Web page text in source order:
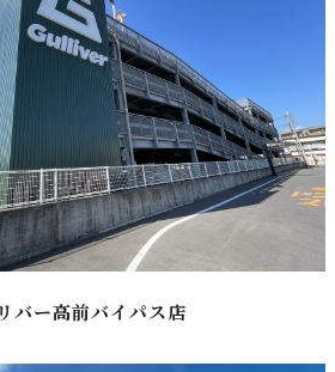
バー高前バイパス店